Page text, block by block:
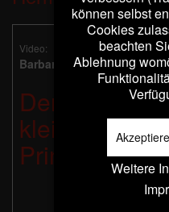
Video:
Barbara Kleyboldt liest:
Der
kleine
Prinz
können selbst
Cookies
beachten
Ablehnung
Weitere